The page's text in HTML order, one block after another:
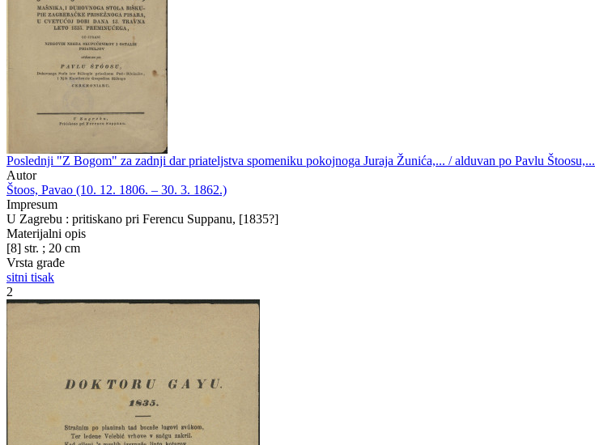
Poslednji "Z Bogom" za zadnji dar priateljstva spomeniku pokojnoga Juraja Žunića,... / alduvan po Pavlu Štoosu,...
Autor
Štoos, Pavao (10. 12. 1806. – 30. 3. 1862.)
Impresum
U Zagrebu : pritiskano pri Ferencu Suppanu, [1835?]
Materijalni opis
[8] str. ; 20 cm
Vrsta građe
sitni tisak
2